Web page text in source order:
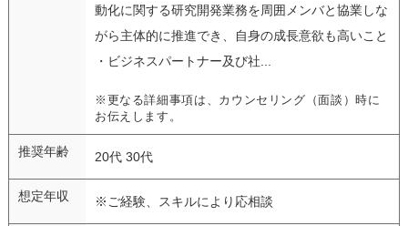
動化に関する研究開発業務を周囲メンバと協業しな
がら主体的に推進でき、自身の成長意欲も高いこと
・ビジネスパートナー及び社...
※更なる詳細事項は、カウンセリング（面談）時に
お伝えします。
推奨年齢 20代 30代
想定年収 ※ご経験、スキルにより応相談